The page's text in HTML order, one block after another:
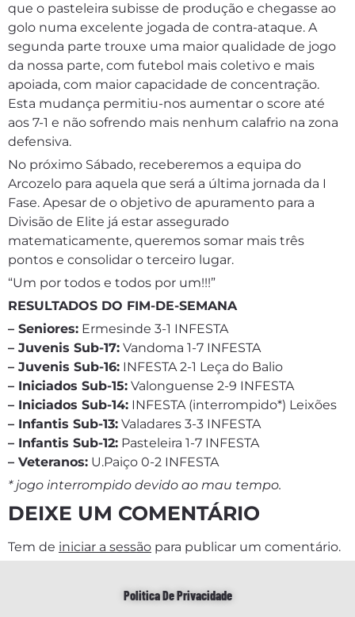
que o pasteleira subisse de produção e chegasse ao
golo numa excelente jogada de contra-ataque. A
segunda parte trouxe uma maior qualidade de jogo
da nossa parte, com futebol mais coletivo e mais
apoiada, com maior capacidade de concentração.
Esta mudança permitiu-nos aumentar o score até
aos 7-1 e não sofrendo mais nenhum calafrio na zona
defensiva.
No próximo Sábado, receberemos a equipa do
Arcozelo para aquela que será a última jornada da I
Fase. Apesar de o objetivo de apuramento para a
Divisão de Elite já estar assegurado
matematicamente, queremos somar mais três
pontos e consolidar o terceiro lugar.
“Um por todos e todos por um!!!”
RESULTADOS DO FIM-DE-SEMANA
– Seniores: Ermesinde 3-1 INFESTA
– Juvenis Sub-17: Vandoma 1-7 INFESTA
– Juvenis Sub-16: INFESTA 2-1 Leça do Balio
– Iniciados Sub-15: Valonguense 2-9 INFESTA
– Iniciados Sub-14: INFESTA (interrompido*) Leixões
– Infantis Sub-13: Valadares 3-3 INFESTA
– Infantis Sub-12: Pasteleira 1-7 INFESTA
– Veteranos: U.Paiço 0-2 INFESTA
* jogo interrompido devido ao mau tempo.
DEIXE UM COMENTÁRIO
Tem de iniciar a sessão para publicar um comentário.
Politica De Privacidade